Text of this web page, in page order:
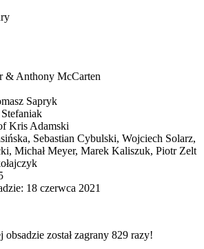
& Anthony McCarten
Sapryk
Kris Adamski
Sebastian Cybulski, Wojciech Solarz,
Michał Meyer, Marek Kaliszuk, Piotr Zelt
18 czerwca 2021
został zagrany 829 razy!